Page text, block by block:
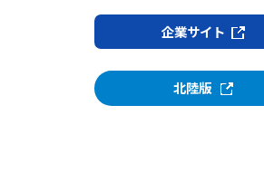
企業サイト
北陸版